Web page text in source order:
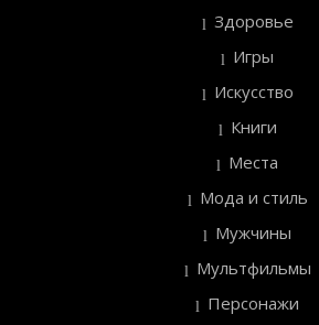
Здоровье
Игры
Искусство
Книги
Места
Мода и стиль
Мужчины
Мультфильмы
Персонажи